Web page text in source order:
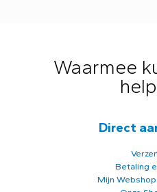
Waarmee
Direct
Betaling
Mijn